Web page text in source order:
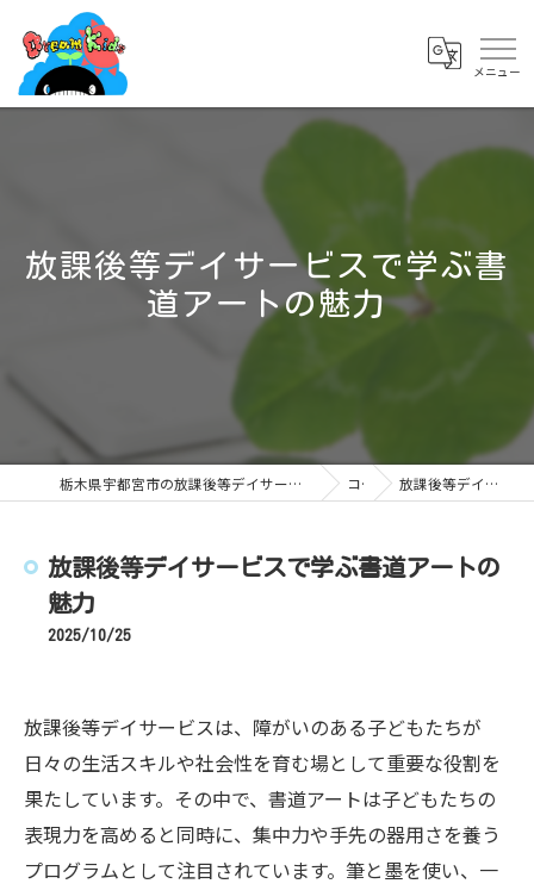
放課後等デイサービスで学ぶ書
道アートの魅力
栃木県宇都宮市の放課後等デイサービスなら児童発達支援・放課後等デイサービス ドリームキッズ簗瀬店 コラム 放課後等デイサービスで学ぶ書道アートの魅力
放課後等デイサービスで学ぶ書道アートの
魅力
2025/10/25
放課後等デイサービスは、障がいのある子どもたちが
日々の生活スキルや社会性を育む場として重要な役割を
果たしています。その中で、書道アートは子どもたちの
表現力を高めると同時に、集中力や手先の器用さを養う
プログラムとして注目されています。筆と墨を使い、一